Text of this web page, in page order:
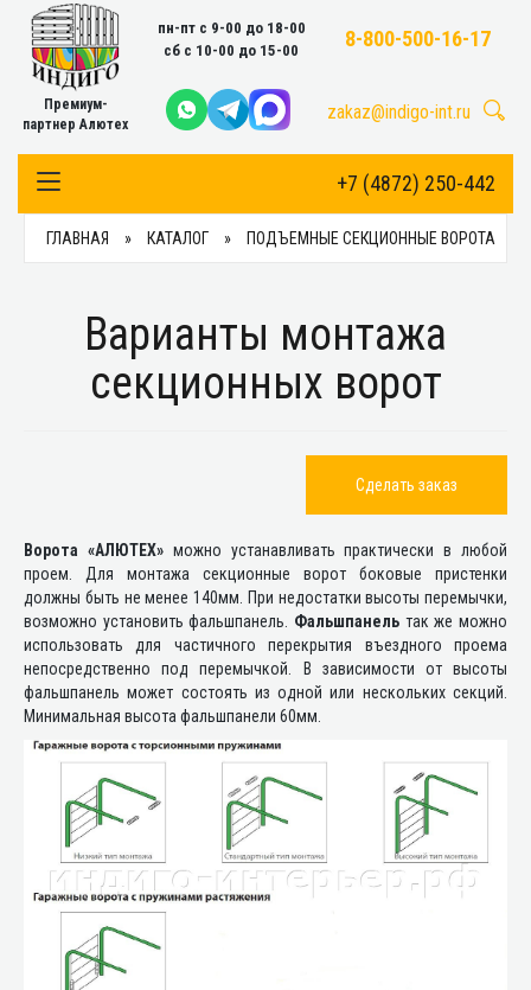
Премиум-
партнер Алютех
пн-пт с 9-00 до 18-00
сб с 10-00 до 15-00
8-800-500-16-17
zakaz@indigo-int.ru
+7 (4872) 250-442
Toggle Navigation
ГЛАВНАЯ КАТАЛОГ ПОДЪЕМНЫЕ СЕКЦИОННЫЕ ВОРОТА
Варианты монтажа
секционных ворот
Сделать заказ
Ворота «АЛЮТЕХ» можно устанавливать практически в любой
проем. Для монтажа секционные ворот боковые пристенки
должны быть не менее 140мм. При недостатки высоты перемычки,
возможно установить фальшпанель. Фальшпанель так же можно
использовать для частичного перекрытия въездного проема
непосредственно под перемычкой. В зависимости от высоты
фальшпанель может состоять из одной или нескольких секций.
Минимальная высота фальшпанели 60мм.